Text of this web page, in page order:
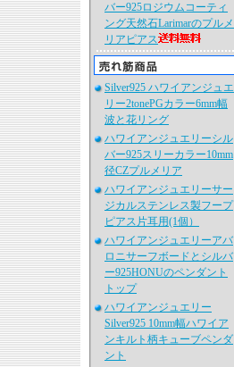
バー925ロジウムコーティ
ング天然石Larimarのプルメ
リアピアス
Silver925 ハワイアンジュエ
リー2tonePGカラー6mm幅
波と花リング
ハワイアンジュエリーシル
バー925スリーカラー10mm
径CZプルメリア
ハワイアンジュエリーサー
ジカルステンレス製フープ
ピアス片耳用(1個）
ハワイアンジュエリーアバ
ロニサーフボードとシルバ
ー925HONUのペンダント
トップ
ハワイアンジュエリー
Silver925 10mm幅ハワイア
ンキルト柄キューブペンダ
ント